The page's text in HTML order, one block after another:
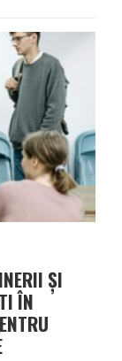
ȘI
ÎN